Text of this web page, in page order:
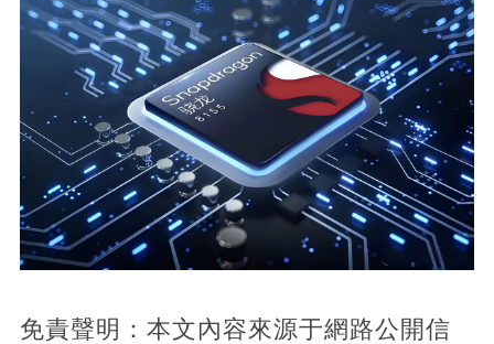
免責聲明：本文內容來源于網路公開信